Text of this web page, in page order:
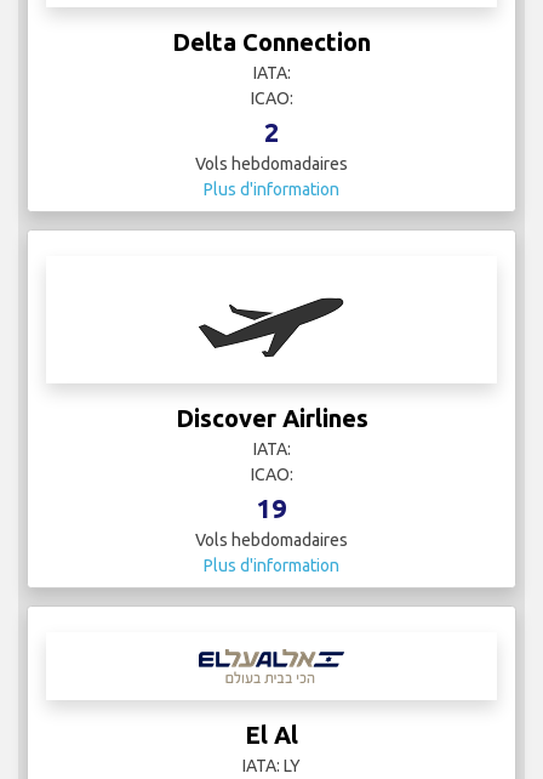
Delta Connection
IATA:
ICAO:
2
Vols hebdomadaires
Plus d'information
Discover Airlines
IATA:
ICAO:
19
Vols hebdomadaires
Plus d'information
El Al
IATA: LY